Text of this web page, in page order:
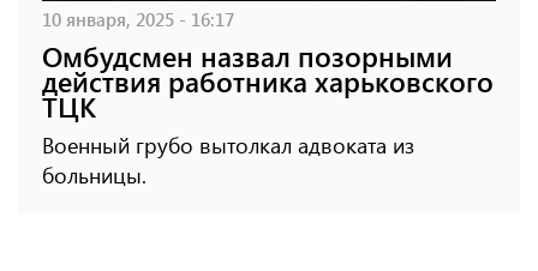
10 января, 2025 - 16:17
Омбудсмен назвал позорными
действия работника харьковского
ТЦК
Военный грубо вытолкал адвоката из
больницы.